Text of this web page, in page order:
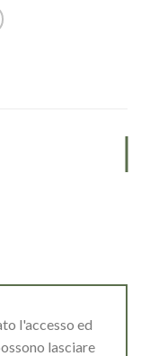
l'accesso ed
lasciare